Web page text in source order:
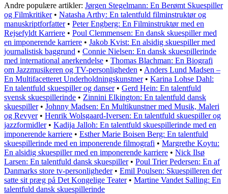
Andre populære artikler: Jørgen Stegelmann: En Berømt Skuespiller
og Filmkritiker• Natasha Arthy: En talentfuld filminstruktør og
manuskriptforfatter• Peter Engberg: En Filminstruktør med en
Rejsefyldt Karriere • Poul Clemmensen: En dansk skuespiller med
en imponerende karriere • Jakob Kvist: En alsidig skuespiller med
journalistisk baggrund • Connie Nielsen: En dansk skuespillerinde
med international anerkendelse • Thomas Blachman: En Biografi
om Jazzmusikeren og TV-personligheden • Anders Lund Madsen –
En Multifacetteret Underholdningskunstner• Karina Lohse Dahl:
En talentfuld skuespiller og danser• Gerd Hein: En talentfuld
svensk skuespillerinde • Zinnini Elkington: En talentfuld dansk
skuespiller• Johnny Madsen: En Multikunstner med Musik, Maleri
og Revyer• Henrik Wolsgaard-Iversen: En talentfuld skuespiller og
jazzformidler• Kadija Jalloh: En talentfuld skuespillerinde med en
imponerende karriere • Esther Marie Boisen Berg: En talentfuld
skuespillerinde med en imponerende filmografi • Margrethe Koytu:
En alsidig skuespiller med en imponerende karriere • Nick Ilsø
Larsen: En talentfuld dansk skuespiller• Poul Trier Pedersen: En af
Danmarks store tv-personligheder• Emil Poulsen: Skuespilleren der
satte sit præg på Det Kongelige Teater• Martine Vandet Salling: En
talentfuld dansk skuespillerinde